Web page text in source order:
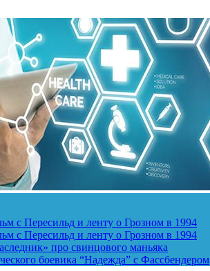
с Пересильд и ленту о Грозном в 1994
с Пересильд и ленту о Грозном в 1994
про свинцового маньяка
боевика “Надежда” с Фассбендером